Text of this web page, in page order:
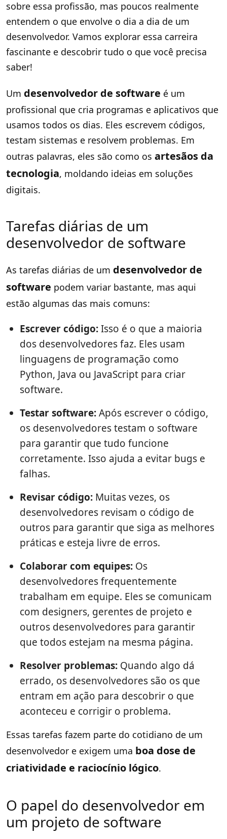
sobre essa profissão, mas poucos realmente
entendem o que envolve o dia a dia de um
desenvolvedor. Vamos explorar essa carreira
fascinante e descobrir tudo o que você precisa
saber!
Um desenvolvedor de software é um
profissional que cria programas e aplicativos que
usamos todos os dias. Eles escrevem códigos,
testam sistemas e resolvem problemas. Em
outras palavras, eles são como os artesãos da
tecnologia, moldando ideias em soluções
digitais.
Tarefas diárias de um
desenvolvedor de software
As tarefas diárias de um desenvolvedor de
software podem variar bastante, mas aqui
estão algumas das mais comuns:
Escrever código:Isso é o que a maioria
dos desenvolvedores faz. Eles usam
linguagens de programação como
Python, Java ou JavaScript para criar
software.
Testar software:Após escrever o código,
os desenvolvedores testam o software
para garantir que tudo funcione
corretamente. Isso ajuda a evitar bugs e
falhas.
Revisar código: Muitas vezes, os
desenvolvedores revisam o código de
outros para garantir que siga as melhores
práticas e esteja livre de erros.
Colaborar com equipes: Os
desenvolvedores frequentemente
trabalham em equipe. Eles se comunicam
com designers, gerentes de projeto e
outros desenvolvedores para garantir
que todos estejam na mesma página.
Resolver problemas: Quando algo dá
errado, os desenvolvedores são os que
entram em ação para descobrir o que
aconteceu e corrigir o problema.
Essas tarefas fazem parte do cotidiano de um
desenvolvedor e exigem uma boa dose de
criatividade e raciocínio lógico.
O papel do desenvolvedor em
um projeto de software